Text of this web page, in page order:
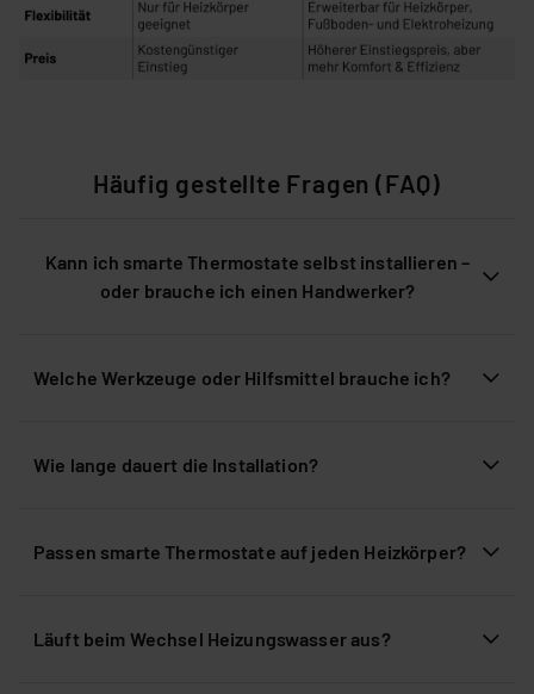
Häufig gestellte Fragen (FAQ)
Kann ich smarte Thermostate selbst installieren –
oder brauche ich einen Handwerker?
Welche Werkzeuge oder Hilfsmittel brauche ich?
Wie lange dauert die Installation?
Passen smarte Thermostate auf jeden Heizkörper?
Läuft beim Wechsel Heizungswasser aus?